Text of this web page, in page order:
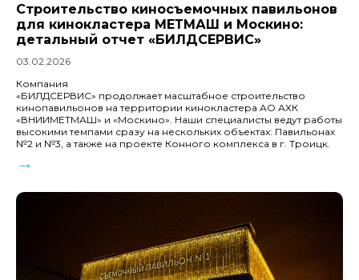
Строительство киносъемочных павильонов
для кинокластера МЕТМАШ и Москино:
детальный отчет «БИЛДСЕРВИС»
03.02.2026
Компания
«БИЛДСЕРВИС» продолжает масштабное строительство
кинопавильонов на территории кинокластера АО АХК
«ВНИИМЕТМАШ» и «Москино». Наши специалисты ведут работы
высокими темпами сразу на нескольких объектах: Павильонах
№2 и №3, а также на проекте Конного комплекса в г. Троицк.
→